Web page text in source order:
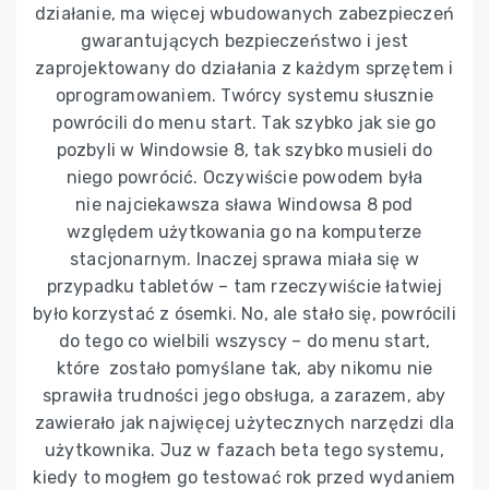
działanie, ma więcej wbudowanych zabezpieczeń
gwarantujących bezpieczeństwo i jest
zaprojektowany do działania z każdym sprzętem i
oprogramowaniem. Twórcy systemu słusznie
powrócili do menu start. Tak szybko jak sie go
pozbyli w Windowsie 8, tak szybko musieli do
niego powrócić. Oczywiście powodem była
nie najciekawsza sława Windowsa 8 pod
względem użytkowania go na komputerze
stacjonarnym. Inaczej sprawa miała się w
przypadku tabletów – tam rzeczywiście łatwiej
było korzystać z ósemki. No, ale stało się, powrócili
do tego co wielbili wszyscy – do menu start,
które zostało pomyślane tak, aby nikomu nie
sprawiła trudności jego obsługa, a zarazem, aby
zawierało jak najwięcej użytecznych narzędzi dla
użytkownika. Juz w fazach beta tego systemu,
kiedy to mogłem go testować rok przed wydaniem